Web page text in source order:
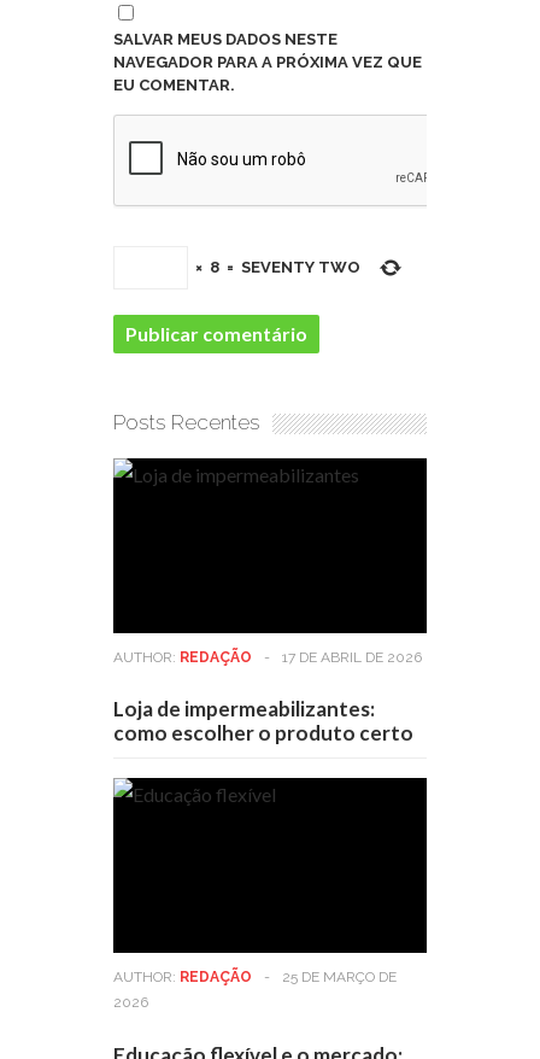
SALVAR MEUS DADOS NESTE
NAVEGADOR PARA A PRÓXIMA VEZ QUE
EU COMENTAR.
× 8 = SEVENTY TWO
Posts Recentes
AUTHOR: REDAÇÃO - 17 DE ABRIL DE 2026
Loja de impermeabilizantes:
como escolher o produto certo
AUTHOR: REDAÇÃO -
25 DE MARÇO DE
2026